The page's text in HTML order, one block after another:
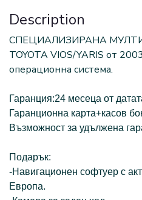
Description
СПЕЦИАЛИЗИРАНА
TOYOTA VIOS/YARIS от
операционна система.
Гаранция:24 месеца от
Гаранционна карта+касов
Възможност за удължена
Пoдарък:
-Навигационен софтуер с
Европа.